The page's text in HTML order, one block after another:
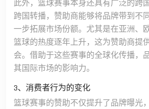
此外，篮球赛事本身还具有广泛的跨
跨国转播，赞助商能够将品牌带到不
一步拓展市场份额。尤其是在亚洲、
篮球的热度逐年上升，这为赞助商提
会。借助于这些赛事的全球化传播，
其国际市场的影响力。
3、消费者行为的变化
篮球赛事的赞助不仅提升了品牌曝光